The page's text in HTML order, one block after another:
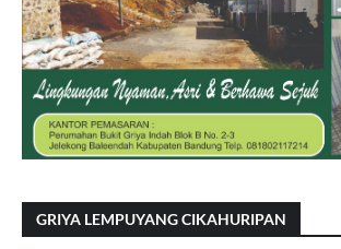
GRIYA LEMPUYANG CIKAHURIPAN